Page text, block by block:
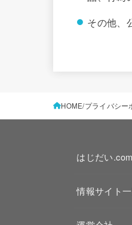
その他、
HOME プライバシー
はじだい
情報サイト